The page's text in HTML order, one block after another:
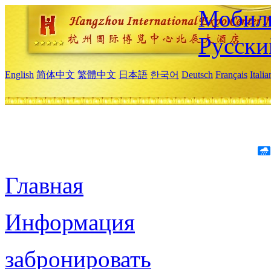
English 简体中文 繁體中文 日本語 한국어 Deutsch Français
Главная
Информация
забронировать